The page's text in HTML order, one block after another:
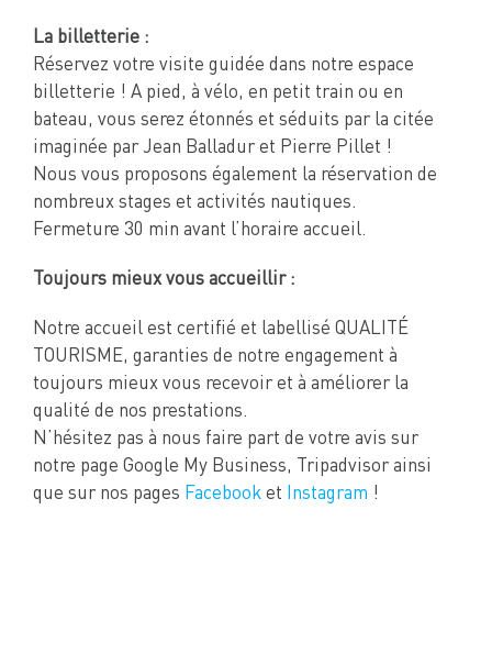
La billetterie :
Réservez votre visite guidée dans notre espace
billetterie ! A pied, à vélo, en petit train ou en
bateau, vous serez étonnés et séduits par la citée
imaginée par Jean Balladur et Pierre Pillet !
Nous vous proposons également la réservation de
nombreux stages et activités nautiques.
Fermeture 30 min avant l’horaire accueil.
Toujours mieux vous accueillir :
Notre accueil est certifié et labellisé QUALITÉ
TOURISME, garanties de notre engagement à
toujours mieux vous recevoir et à améliorer la
qualité de nos prestations.
N’hésitez pas à nous faire part de votre avis sur
notre page Google My Business, Tripadvisor ainsi
que sur nos pages Facebooket Instagram !